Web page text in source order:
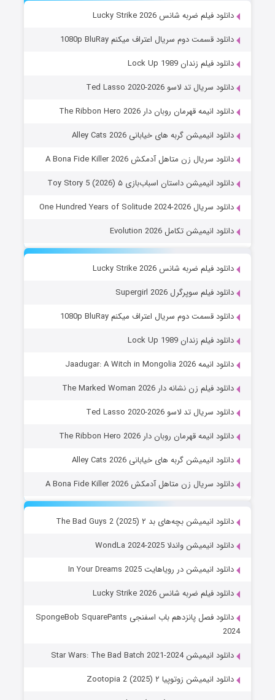
دانلود فیلم ضربه شانس Lucky Strike 2026
دانلود قسمت دوم سریال اعتراف میکنم 1080p BluRay
دانلود فیلم زندان Lock Up 1989
دانلود سریال تد لاسو Ted Lasso 2020-2026
دانلود انیمه قهرمان روبان دار The Ribbon Hero 2026
دانلود انیمیشن گربه های خیابانی Alley Cats 2026
دانلود سریال زن متاهل آدمکش A Bona Fide Killer 2026
دانلود انیمیشن داستان اسباب‌بازی ۵ Toy Story 5 (2026)
دانلود سریال One Hundred Years of Solitude 2024-2026
دانلود انیمیشن تکامل Evolution 2026
دانلود فیلم ضربه شانس Lucky Strike 2026
دانلود فیلم سوپرگرل Supergirl 2026
دانلود قسمت دوم سریال اعتراف میکنم 1080p BluRay
دانلود فیلم زندان Lock Up 1989
دانلود انیمه Jaadugar: A Witch in Mongolia 2026
دانلود فیلم زن نشانه دار The Marked Woman 2026
دانلود سریال تد لاسو Ted Lasso 2020-2026
دانلود انیمه قهرمان روبان دار The Ribbon Hero 2026
دانلود انیمیشن گربه های خیابانی Alley Cats 2026
دانلود سریال زن متاهل آدمکش A Bona Fide Killer 2026
دانلود انیمیشن بچه‌های بد ۲ The Bad Guys 2 (2025)
دانلود انیمیشن واندلا WondLa 2024-2025
دانلود انیمیشن در رویاهایت In Your Dreams 2025
دانلود فیلم ضربه شانس Lucky Strike 2026
دانلود فصل پانزدهم باب اسفنجی SpongeBob SquarePants
2024
دانلود انیمیشن Star Wars: The Bad Batch 2021-2024
دانلود انیمیشن زوتوپیا ۲ Zootopia 2 (2025)